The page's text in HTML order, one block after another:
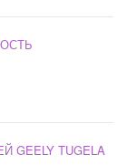
TUGELA